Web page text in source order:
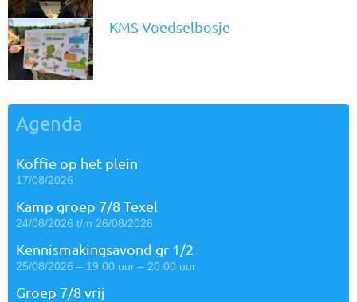
KMS Voedselbosje
Agenda
Koffie op het plein
17/08/2026
Kamp groep 7/8 Texel
24/08/2026 t/m 26/08/2026
Kennismakingsavond gr 1/2
25/08/2026 – 19:00 uur – 20:00 uur
Groep 7/8 vrij